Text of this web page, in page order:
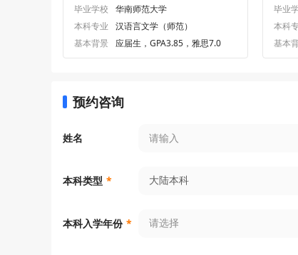
毕业学校
华南师范大学
本科专业
汉语言文学（师范）
基本背景
应届生，GPA3.85，雅思7.0
毕业
本科
基本
预约咨询
姓名
本科类型 * 大陆本科
本科入学年份 * 请选择